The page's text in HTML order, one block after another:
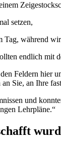
setzen,
Tag, während
endlich mit
Feldern hier
Sie, an Ihre
und
Lehrpläne.“